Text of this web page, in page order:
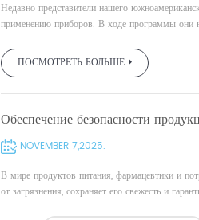
Недавно представители нашего
применению приборов. В ходе программы они
ПОСМОТРЕТЬ БОЛЬШЕ
Обеспечение безопасности
NOVEMBER 7,2025.
В мире продуктов питания, фармацевтики и
от загрязнения, сохраняет его свежесть и